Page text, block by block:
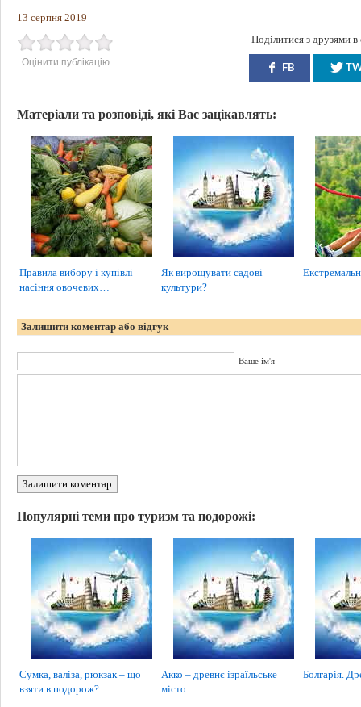
13 серпня 2019
Оцінити публікацію
Поділитися з друзями
FB
Матеріали та розповіді, які Вас зацікавлять:
Правила вибору і купівлі
насіння овочевих…
Як вирощувати садові
культури?
Залишити коментар або відгук
Ваше ім'я
Залишити коментар
Популярні теми про туризм та подорожі:
Сумка, валіза, рюкзак – що
взяти в подорож?
Акко – древнє ізраїльське
місто
Болгарія.